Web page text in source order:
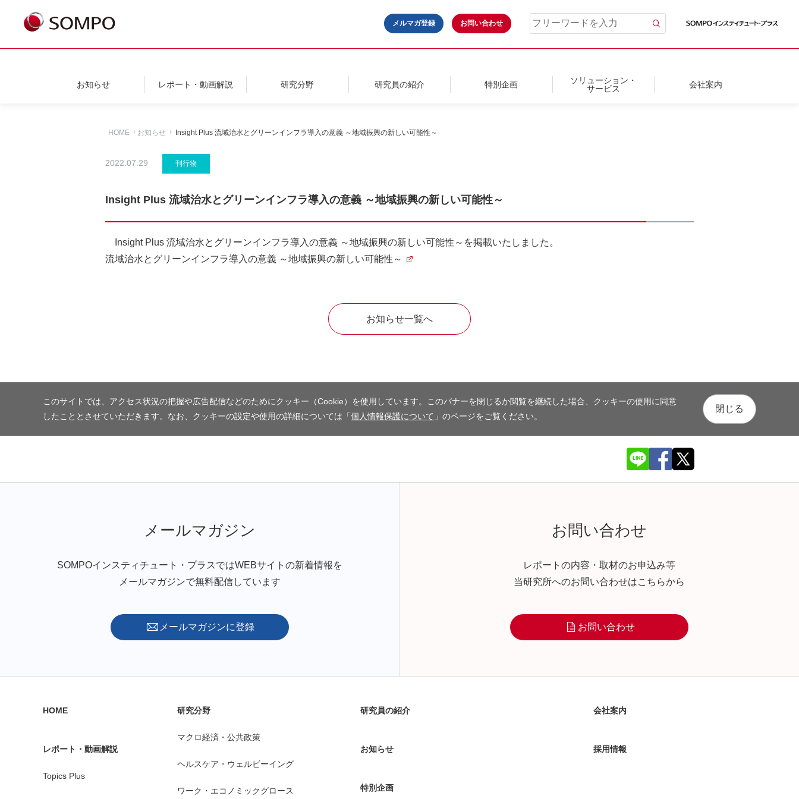
メルマガ登録 お問い合わせ
お知らせ レポート・動画解説 研究分野 研究員の紹介 特別企画
ソリューション・
サービス
会社案内
HOME お知らせ Insight Plus 流域治水とグリーンインフラ導入の意義 ～地域振興の新しい可能性～
2022.07.29 刊行物
Insight Plus 流域治水とグリーンインフラ導入の意義 ～地域振興の新しい可能性～
Insight Plus 流域治水とグリーンインフラ導入の意義 ～地域振興の新しい可能性～を掲載いたしました。
流域治水とグリーンインフラ導入の意義 ～地域振興の新しい可能性～
お知らせ一覧へ
このサイトでは、アクセス状況の把握や広告配信などのためにクッキー（Cookie）を使用しています。このバナーを閉じるか閲覧を継続した場合、クッキーの使用に同意
したこととさせていただきます。なお、クッキーの設定や使用の詳細については「個人情報保護について 」のページをご覧ください。
閉じる
メールマガジン
SOMPOインスティチュート・プラスではWEBサイトの新着情報を
メールマガジンで無料配信しています
メールマガジンに登録
お問い合わせ
レポートの内容・取材のお申込み等
当研究所へのお問い合わせはこちらから
お問い合わせ
HOME
レポート・動画解説
Topics Plus
研究分野
マクロ経済・公共政策
ヘルスケア・ウェルビーイング
ワーク・エコノミックグロース
研究員の紹介
お知らせ
特別企画
会社案内
採用情報